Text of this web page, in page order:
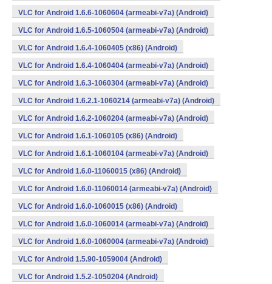
VLC for Android 1.6.6-1060604 (armeabi-v7a) (Android)
VLC for Android 1.6.5-1060504 (armeabi-v7a) (Android)
VLC for Android 1.6.4-1060405 (x86) (Android)
VLC for Android 1.6.4-1060404 (armeabi-v7a) (Android)
VLC for Android 1.6.3-1060304 (armeabi-v7a) (Android)
VLC for Android 1.6.2.1-1060214 (armeabi-v7a) (Android)
VLC for Android 1.6.2-1060204 (armeabi-v7a) (Android)
VLC for Android 1.6.1-1060105 (x86) (Android)
VLC for Android 1.6.1-1060104 (armeabi-v7a) (Android)
VLC for Android 1.6.0-11060015 (x86) (Android)
VLC for Android 1.6.0-11060014 (armeabi-v7a) (Android)
VLC for Android 1.6.0-1060015 (x86) (Android)
VLC for Android 1.6.0-1060014 (armeabi-v7a) (Android)
VLC for Android 1.6.0-1060004 (armeabi-v7a) (Android)
VLC for Android 1.5.90-1059004 (Android)
VLC for Android 1.5.2-1050204 (Android)